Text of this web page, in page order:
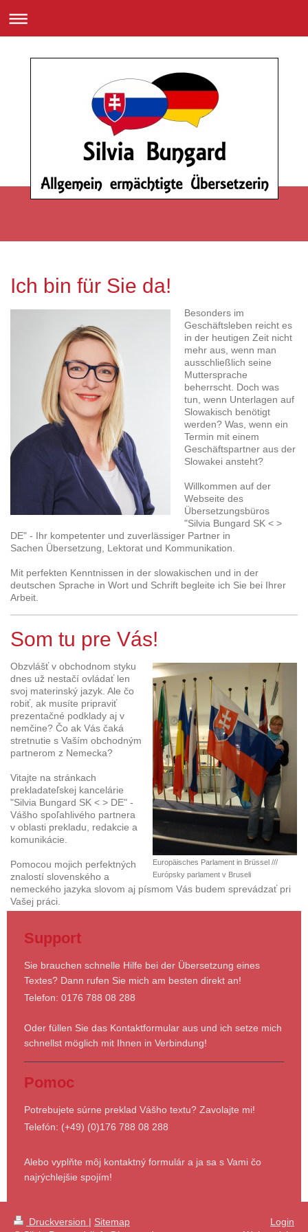
Ich bin für Sie da!
Besonders im
Geschäftsleben reicht es
in der heutigen Zeit nicht
mehr aus, wenn man
ausschließlich seine
Muttersprache
beherrscht. Doch was
tun, wenn Unterlagen auf
Slowakisch benötigt
werden? Was, wenn ein
Termin mit einem
Geschäftspartner aus der
Slowakei ansteht?
Willkommen auf der
Webseite des
Übersetzungsbüros
"Silvia Bungard SK < >
DE" - Ihr kompetenter und zuverlässiger Partner in
Sachen Übersetzung, Lektorat und Kommunikation.
Mit perfekten Kenntnissen in der slowakischen und in der
deutschen Sprache in Wort und Schrift begleite ich Sie bei Ihrer
Arbeit.
Som tu pre Vás!
Europäisches Parlament in Brüssel ///
Európsky parlament v Bruseli
Obzvlášť v obchodnom styku
dnes už nestačí ovládať len
svoj materinský jazyk. Ale čo
robiť, ak musíte pripraviť
prezentačné podklady aj v
nemčine? Čo ak Vás čaká
stretnutie s Vaším obchodným
partnerom z Nemecka?
Vitajte na stránkach
prekladateľskej kancelárie
"Silvia Bungard SK < > DE" -
Vášho spoľahlivého partnera
v oblasti prekladu, redakcie a
komunikácie.
Pomocou mojich perfektných
znalostí slovenského a
nemeckého jazyka slovom aj písmom Vás budem sprevádzať pri
Vašej práci.
Support
Sie brauchen schnelle Hilfe bei der Übersetzung eines
Textes? Dann rufen Sie mich am besten direkt an!
Telefon: 0176 788 08 288
Oder füllen Sie das Kontaktformular aus und ich setze mich
schnellst möglich mit Ihnen in Verbindung!
Pomoc
Potrebujete súrne preklad Vášho textu? Zavolajte mi!
Telefón: (+49) (0)176 788 08 288
Alebo vyplňte môj kontaktný formulár a ja sa s Vami čo
najrýchlejšie spojím!
Druckversion | Sitemap
Login